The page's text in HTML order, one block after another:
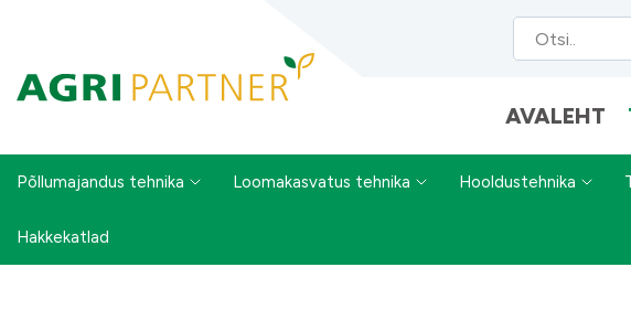
AVALEHT
Põllumajandus tehnika Loomakasvatus tehnika Hooldustehnika
Hakkekatlad